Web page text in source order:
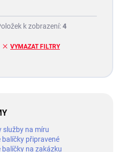
VYMAZAT FILTRY
k zobrazení:4
služby na míru
balíčky připravené
balíčky na zakázku